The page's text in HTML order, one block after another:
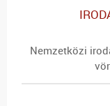
Nemzetközi